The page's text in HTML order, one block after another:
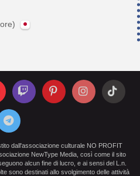
dall'associazione culturale NO PROFIT
NewType Media, così come il sito
alcun fine di lucro, e ai sensi del L.n.
sono destinati allo svolgimento delle attività